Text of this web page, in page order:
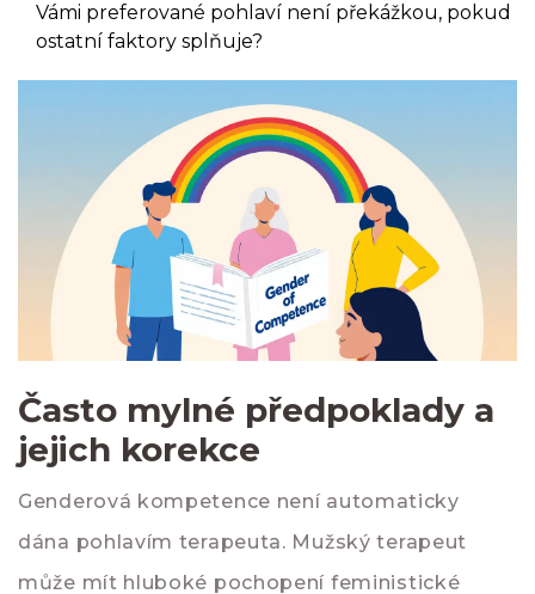
Vámi preferované pohlaví není překážkou, pokud
ostatní faktory splňuje?
Často mylné předpoklady a
jejich korekce
Genderová kompetence není automaticky
dána pohlavím terapeuta. Mužský terapeut
může mít hluboké pochopení feministické